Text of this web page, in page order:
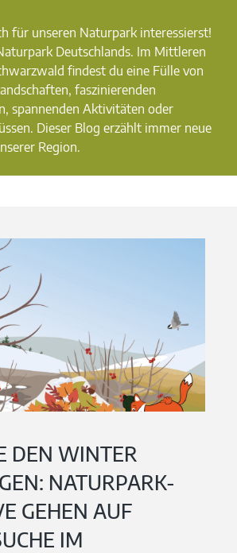
für unseren Naturpark interessierst!
Deutschlands. Im Mittleren
findest du eine Fülle von
faszinierenden
spannenden Aktivitäten oder
Dieser Blog erzählt immer neue
Region.
DEN WINTER
NATURPARK-
GEHEN AUF
IM